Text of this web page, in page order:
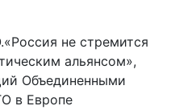
не стремится
альянсом»,
Объединенными
в Европе